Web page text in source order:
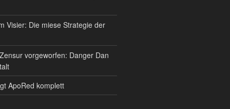
Visier: Die miese Strategie der
vorgeworfen: Danger Dan
ApoRed komplett